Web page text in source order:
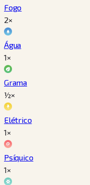
Fogo
2×
Água
1×
Grama
½×
Elétrico
1×
Psíquico
1×